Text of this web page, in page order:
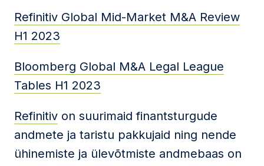
Refinitiv Global Mid-Market M&A Review
H1 2023
Bloomberg Global M&A Legal League
Tables H1 2023
Refinitiv on suurimaid finantsturgude
andmete ja taristu pakkujaid ning nende
ühinemiste ja ülevõtmiste andmebaas on